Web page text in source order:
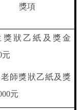
獎項
獎狀乙紙及獎金
元
師獎狀乙紙及獎
元